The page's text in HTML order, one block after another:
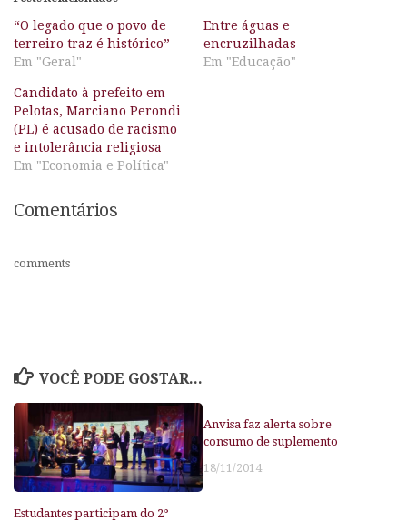
“O legado que o povo de
terreiro traz é histórico”
Em "Geral"
Entre águas e
encruzilhadas
Em "Educação"
Candidato à prefeito em
Pelotas, Marciano Perondi
(PL) é acusado de racismo
e intolerância religiosa
Em "Economia e Política"
Comentários
comments
VOCÊ PODE GOSTAR...
Estudantes participam do 2°
Anvisa faz alerta sobre
consumo de suplemento
18/11/2014